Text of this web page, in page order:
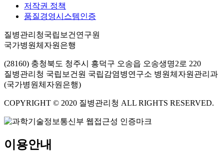
저작권 정책
품질경영시스템인증
질병관리청국립보건연구원
국가병원체자원은행
(28160) 충청북도 청주시 흥덕구 오송읍 오송생명2로 220
질병관리청 국립보건원 국립감염병연구소 병원체자원관리과
(국가병원체자원은행)
COPYRIGHT © 2020 질병관리청 ALL RIGHTS RESERVED.
이용안내